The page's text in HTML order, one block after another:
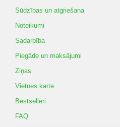
Sūdzības un atgriešana
Noteikumi
Sadarbība
Piegāde un maksājumi
Ziņas
Vietnes karte
Bestselleri
FAQ